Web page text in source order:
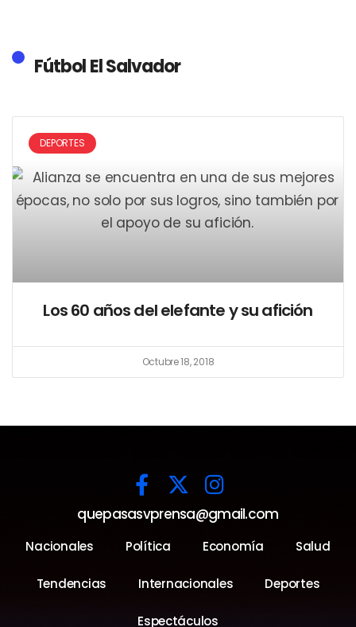
Fútbol El Salvador
DEPORTES
Los 60 años del elefante y su afición
Octubre 18, 2018
quepasasvprensa@gmail.com
Nacionales Política Economía Salud
Tendencias Internacionales Deportes
Espectáculos